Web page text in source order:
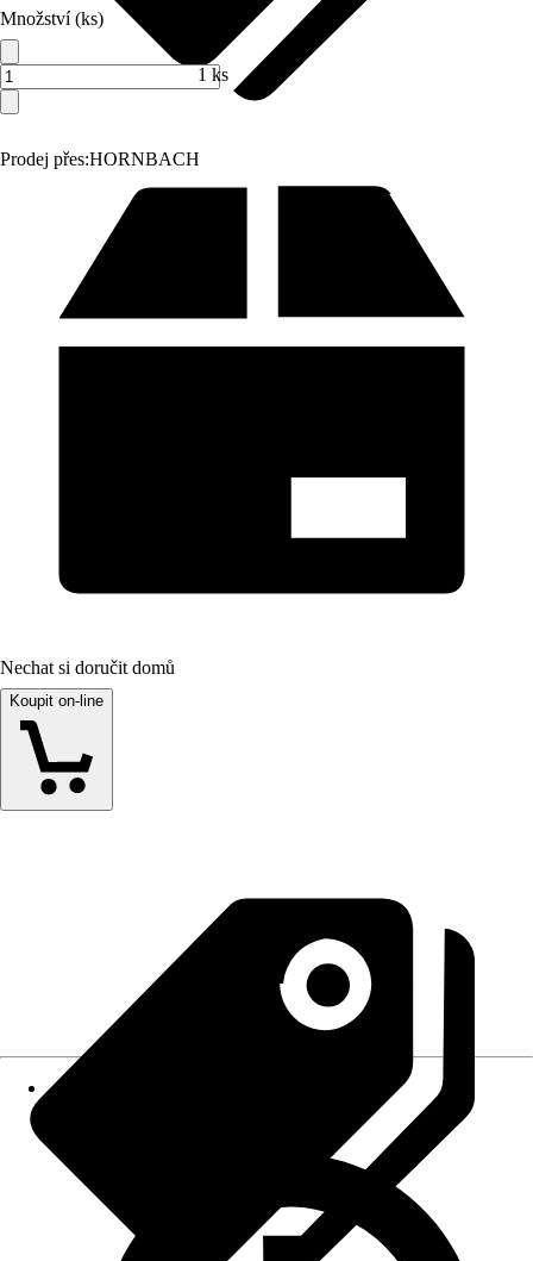
Prodej přes:HORNBACH
Množství (ks)
1 ks
Nechat si doručit domů
Koupit on-line